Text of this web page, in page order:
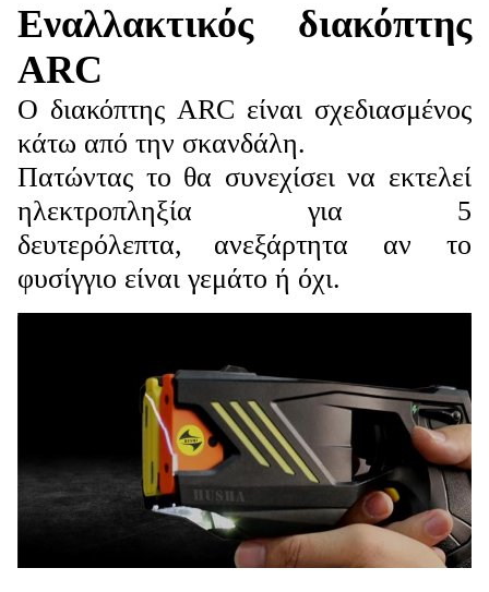
Εναλλακτικός διακόπτης
ARC
Ο διακόπτης ARC είναι σχεδιασμένος
κάτω από την σκανδάλη.
Πατώντας το θα συνεχίσει να εκτελεί
ηλεκτροπληξία για 5
δευτερόλεπτα,
ανεξάρτητα αν το
φυσίγγιο είναι γεμάτο ή όχι.